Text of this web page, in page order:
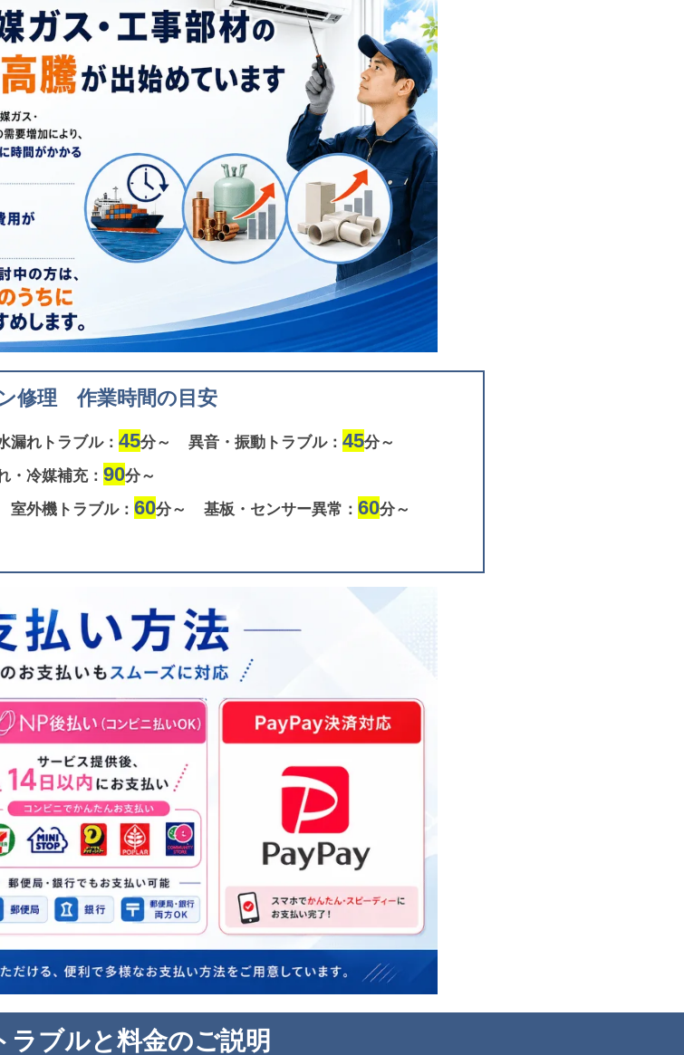
修理 作業時間の目安
漏れトラブル： 45分～ 異音・振動トラブル： 45分～
・冷媒補充： 90分～
室外機トラブル： 60分～ 基板・センサー異常： 60分～
ラブルと料金のご説明